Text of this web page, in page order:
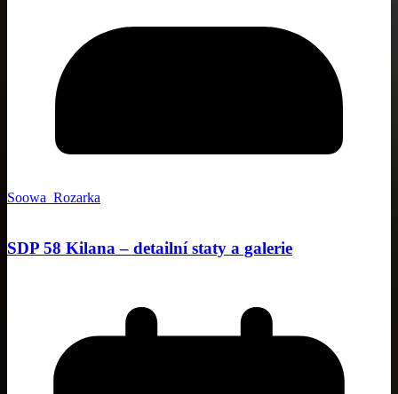
Soowa_Rozarka
SDP 58 Kilana – detailní staty a galerie